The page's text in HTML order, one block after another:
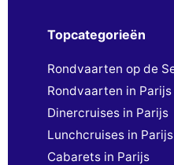
Topcategorieën
Rondvaarten op de
Rondvaarten in Parijs
Dinercruises in Parijs
Lunchcruises in Parijs
Cabarets in Parijs